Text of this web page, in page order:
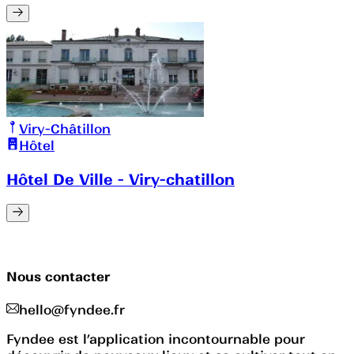
Viry-Châtillon
Hôtel
Hôtel De Ville - Viry-chatillon
Nous contacter
hello@fyndee.fr
Fyndee est l’application incontournable pour